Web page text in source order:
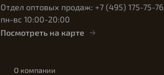
Отдел оптовых продаж: +7 (495) 175-75-76
пн-вс 10:00-20:00
Посмотреть на карте
О компании